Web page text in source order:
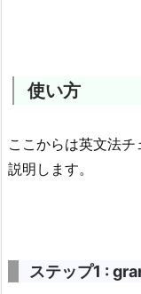
使い方
ここからは英文法チ
説明します。
ステップ1 :